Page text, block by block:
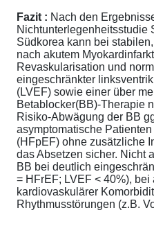
Fazit : Nach den
Nichtunterlegenheitsstudie
Südkorea kann bei
nach akutem
Revaskularisation und
eingeschränkter
(LVEF) sowie einer über
Betablocker(BB)-Therapie
Risiko-Abwägung der BB
asymptomatische
(HFpEF) ohne zusätzliche
das Absetzen sicher. Nicht
BB bei deutlich
= HFrEF; LVEF < 40%), bei
kardiovaskulärer
Rhythmusstörungen (z.B.